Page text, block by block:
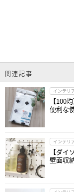
関連記事
インテリ
【100
便利な
インテリ
【ダ
壁面収